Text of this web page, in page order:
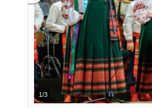
2/3